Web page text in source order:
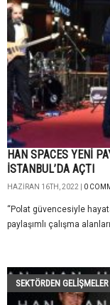
HAN SPACES YENİ
İSTANBUL’DA AÇTI
HAZIRAN 16TH, 2022 | 0
“Polat güvencesiyle
paylaşımlı çalışma
SEKTÖRDEN GELIŞMELER